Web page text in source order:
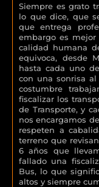
Siempre es grato
lo que dice, que
que entrega
embargo es
calidad humana
equivoca, desde
hasta cada uno
con una sonrisa al
costumbre
fiscalizar los
de Transporte, y
nos encargamos
respeten a
terreno que
6 años que
fallado una
Bus, lo que
altos y siempre